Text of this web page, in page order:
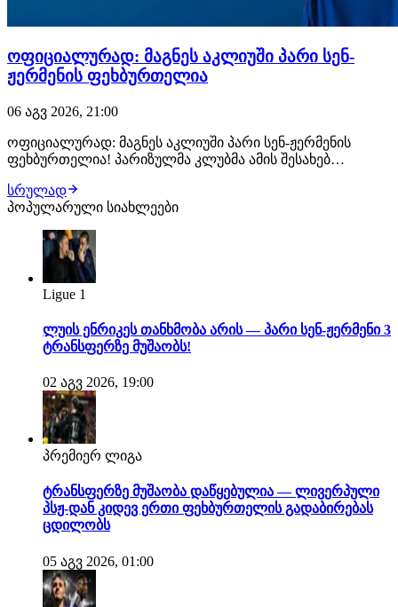
ოფიციალურად: მაგნეს აკლიუში პარი სენ-
ჟერმენის ფეხბურთელია
06 აგვ 2026, 21:00
ოფიციალურად: მაგნეს აკლიუში პარი სენ-ჟერმენის
ფეხბურთელია! პარიზულმა კლუბმა ამის შესახებ
ფრანგმა ვინგერმა პარი სენ-ჟერმენთან კონტრაქტი 2031
წლამდე გააფორმა, მხარეებს შორის კი €50 მილიონიანი
გარიგება შედგა. მაგნეს აკლიუში მონაკოს აკადე…
სრულად
პოპულარული სიახლეები
Ligue 1
ლუის ენრიკეს თანხმობა არის — პარი სენ-ჟერმენი 3
ტრანსფერზე მუშაობს!
02 აგვ 2026, 19:00
პრემიერ ლიგა
ტრანსფერზე მუშაობა დაწყებულია — ლივერპული
პსჟ-დან კიდევ ერთი ფეხბურთელის გადაბირებას
ცდილობს
05 აგვ 2026, 01:00